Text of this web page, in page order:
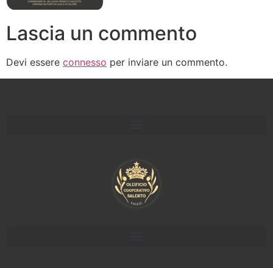
Lascia un commento
Devi essere connesso per inviare un commento.